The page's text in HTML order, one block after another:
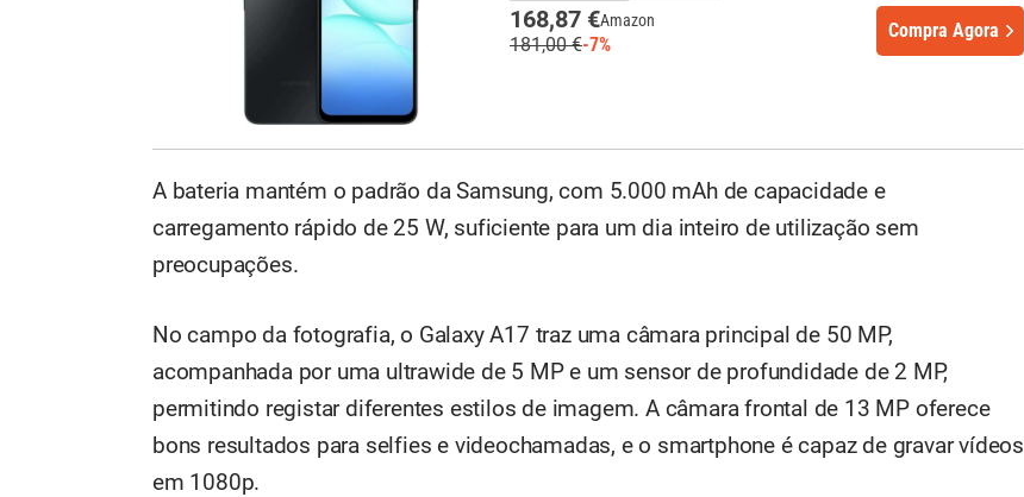
168,87 €Amazon
181,00 €-7%
Compra Agora
A bateria mantém o padrão da Samsung, com 5.000 mAh de capacidade e
carregamento rápido de 25 W, suficiente para um dia inteiro de utilização sem
preocupações.
No campo da fotografia, o Galaxy A17 traz uma câmara principal de 50 MP,
acompanhada por uma ultrawide de 5 MP e um sensor de profundidade de 2 MP,
permitindo registar diferentes estilos de imagem. A câmara frontal de 13 MP oferece
bons resultados para selfies e videochamadas, e o smartphone é capaz de gravar vídeos
em 1080p.